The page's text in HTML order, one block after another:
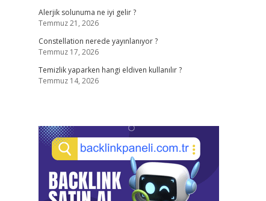
Alerjik solunuma ne iyi gelir ?
Temmuz 21, 2026
Constellation nerede yayınlanıyor ?
Temmuz 17, 2026
Temizlik yaparken hangi eldiven kullanılır ?
Temmuz 14, 2026